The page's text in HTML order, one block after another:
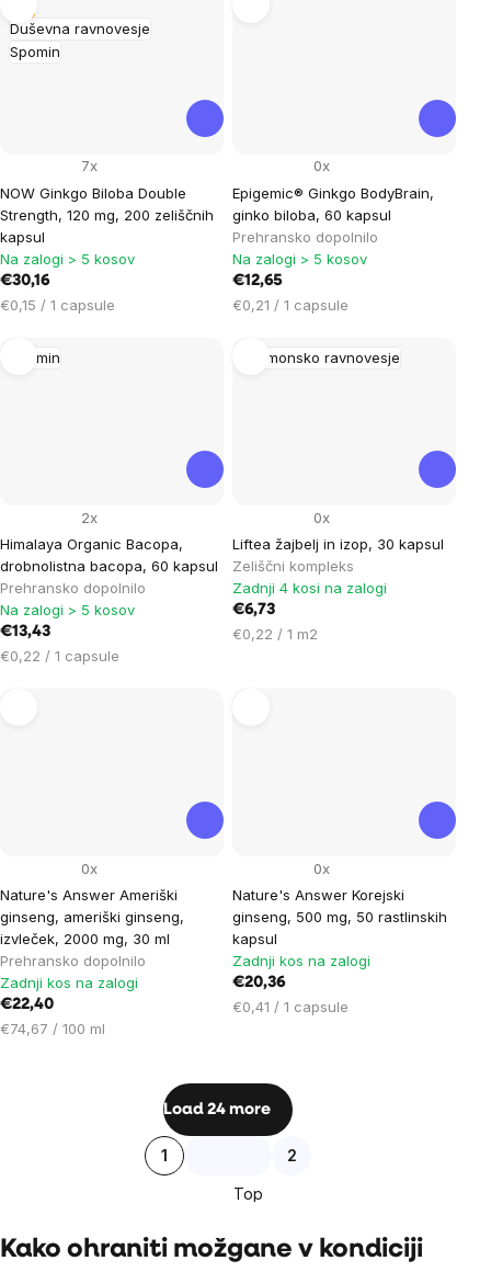
Duševna ravnovesje
Spomin
NOW Ginkgo Biloba Double
Strength, 120 mg, 200 zeliščnih
kapsul
7x
Na zalogi > 5 kosov
€30,16
Cena
enoto:
€0,15 / 1 capsule
Epigemic® Ginkgo BodyBrain,
ginko biloba, 60 kapsul
Prehransko dopolnilo
0x
Na zalogi > 5 kosov
€12,65
Cena
enoto:
€0,21 / 1 capsule
Spomin
Himalaya Organic Bacopa,
drobnolistna bacopa, 60 kapsul
Prehransko dopolnilo
2x
Na zalogi > 5 kosov
€13,43
Cena
€0,22 / 1 capsule
Hormonsko ravnovesje
Liftea žajbelj in izop, 30 kapsul
Zeliščni kompleks
0x
Zadnji 4 kosi na zalogi
€6,73
Cena
€0,22 / 1 m2
Nature's Answer Ameriški
ginseng, ameriški ginseng,
izvleček, 2000 mg, 30 ml
Prehransko dopolnilo
0x
Zadnji kos na zalogi
€22,40
Cena
€74,67 / 100 ml
Nature's Answer Korejski
ginseng, 500 mg, 50 rastlinskih
kapsul
0x
Zadnji kos na zalogi
€20,36
Cena
€0,41 / 1 capsule
Listing
controls
Load 24 more
Pagination
1 2
Top
Kako ohraniti možgane v kondiciji